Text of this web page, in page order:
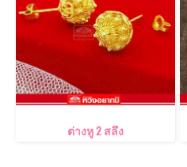
ต่างหู 2 สลึง